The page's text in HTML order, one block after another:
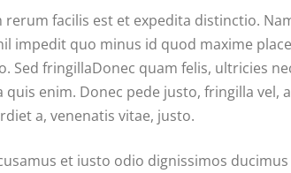
rerum facilis est et expedita distinctio.
impedit quo minus id quod maxime
Sed fringillaDonec quam felis, ultricies
quis enim. Donec pede justo, fringilla vel,
a, venenatis vitae, justo.
et iusto odio dignissimos